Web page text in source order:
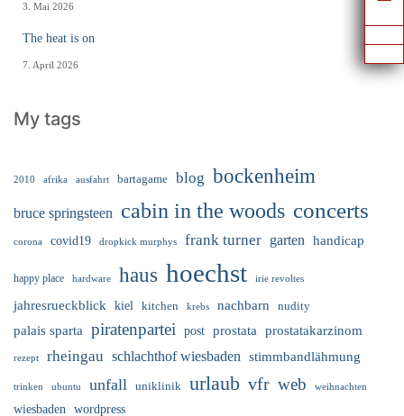
3. Mai 2026
The heat is on
7. April 2026
My tags
2010 afrika ausfahrt bartagame blog bockenheim
bruce springsteen cabin in the woods concerts
corona covid19 dropkick murphys frank turner garten handicap
happy place hardware haus hoechst irie revoltes
jahresrueckblick kiel kitchen krebs nachbarn nudity
palais sparta piratenpartei post prostata prostatakarzinom
rezept rheingau schlachthof wiesbaden stimmbandlähmung
trinken ubuntu unfall uniklinik urlaub vfr web weihnachten
wiesbaden wordpress